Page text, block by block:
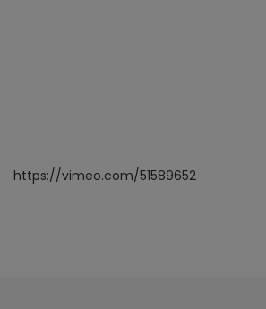
https://vimeo.com/51589652